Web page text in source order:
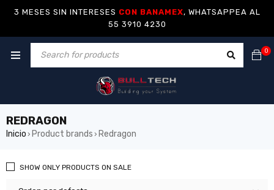
3 MESES SIN INTERESES CON BANAMEX, WHATSAPPEA AL
55 3910 4230
0
REDRAGON
Inicio › Product brands › Redragon
SHOW ONLY PRODUCTS ON SALE